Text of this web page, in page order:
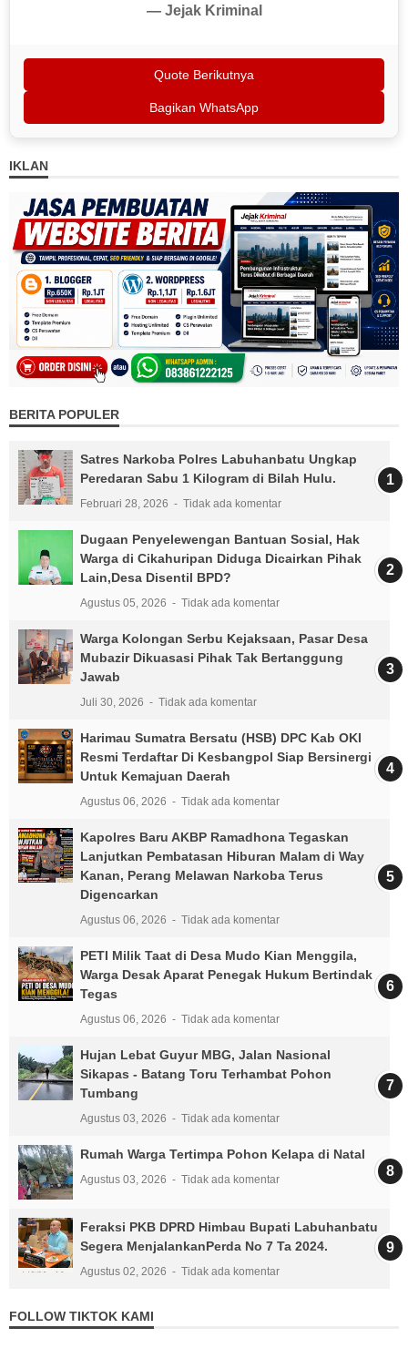
— Jejak Kriminal
Quote Berikutnya
Bagikan WhatsApp
IKLAN
BERITA POPULER
Satres Narkoba Polres Labuhanbatu Ungkap
Peredaran Sabu 1 Kilogram di Bilah Hulu.
Februari 28, 2026 Tidak ada komentar
Dugaan Penyelewengan Bantuan Sosial, Hak
Warga di Cikahuripan Diduga Dicairkan Pihak
Lain,Desa Disentil BPD?
Agustus 05, 2026 Tidak ada komentar
Warga Kolongan Serbu Kejaksaan, Pasar Desa
Mubazir Dikuasasi Pihak Tak Bertanggung
Jawab
Juli 30, 2026 Tidak ada komentar
Harimau Sumatra Bersatu (HSB) DPC Kab OKI
Resmi Terdaftar Di Kesbangpol Siap Bersinergi
Untuk Kemajuan Daerah
Agustus 06, 2026 Tidak ada komentar
Kapolres Baru AKBP Ramadhona Tegaskan
Lanjutkan Pembatasan Hiburan Malam di Way
Kanan, Perang Melawan Narkoba Terus
Digencarkan
Agustus 06, 2026 Tidak ada komentar
PETI Milik Taat di Desa Mudo Kian Menggila,
Warga Desak Aparat Penegak Hukum Bertindak
Tegas
Agustus 06, 2026 Tidak ada komentar
Hujan Lebat Guyur MBG, Jalan Nasional
Sikapas - Batang Toru Terhambat Pohon
Tumbang
Agustus 03, 2026 Tidak ada komentar
Rumah Warga Tertimpa Pohon Kelapa di Natal
Agustus 03, 2026 Tidak ada komentar
Feraksi PKB DPRD Himbau Bupati Labuhanbatu
Segera MenjalankanPerda No 7 Ta 2024.
Agustus 02, 2026 Tidak ada komentar
FOLLOW TIKTOK KAMI